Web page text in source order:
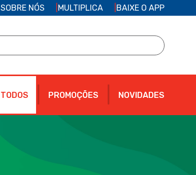
SOBRE NÓS MULTIPLICA BAIXE O APP
TODOS PROMOÇÕES NOVIDADES